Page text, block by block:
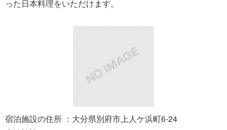
った日本料理をいただけます。
宿泊施設の住所 ：大分県別府市上人ケ浜町6-24